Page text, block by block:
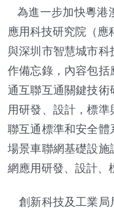
為進一步加快粵港
應用科技研究院（應
與深圳市智慧城市科
作備忘錄，內容包括
通互聯互通關鍵技
用研發、設計，標
聯互通標準和安全
場景車聯網基礎設
網應用研發、設計、
創新科技及工業局